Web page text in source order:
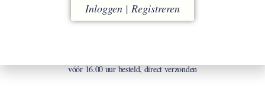
vóór 16.00 uur besteld, direct verzonden
Inloggen | Registreren